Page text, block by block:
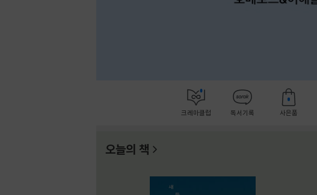
크레마클럽 독서기록 사은품
오늘의 책